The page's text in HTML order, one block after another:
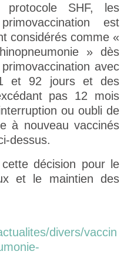
SHF, les
est
considérés comme «
» dès
avec
et 92 jours et des
pas 12 mois
ou oubli de
à nouveau vaccinés
dessus.
décision pour le
et le maintien des
divers/vaccin